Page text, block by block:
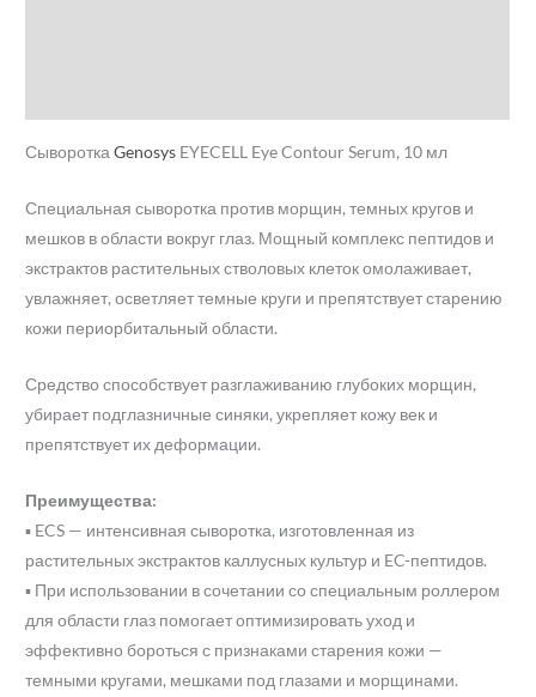
СывороткаGenosys EYECELL Eye Contour Serum, 10 мл
Специальная сыворотка против морщин, темных кругов и
мешков в области вокруг глаз. Мощный комплекс пептидов и
экстрактов растительных стволовых клеток омолаживает,
увлажняет, осветляет темные круги и препятствует старению
кожи периорбитальный области.
Средство способствует разглаживанию глубоких морщин,
убирает подглазничные синяки, укрепляет кожу век и
препятствует их деформации.
Преимущества:
▪ ECS — интенсивная сыворотка, изготовленная из
растительных экстрактов каллусных культур и EC-пептидов.
▪ При использовании в сочетании со специальным роллером
для области глаз помогает оптимизировать уход и
эффективно бороться с признаками старения кожи —
темными кругами, мешками под глазами и морщинами.